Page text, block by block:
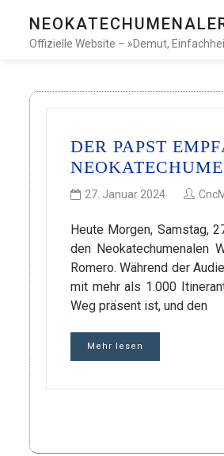
Offizielle Website – »Demut,
DER PAPST
27. Januar 2024
Heute Morgen, Samstag,
den Neokatechumenalen
Romero. Während der
mit mehr als 1.000
Weg präsent ist, und den
Mehr lesen